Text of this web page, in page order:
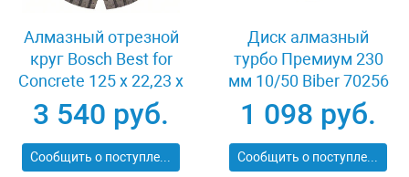
Алмазный отрезной
круг Bosch Best for
Concrete 125 x 22,23 x
2,2 x 12 mm
3 540 руб.
Сообщить о поступлении
Диск алмазный
турбо Премиум 230
мм 10/50 Biber 70256
1 098 руб.
Сообщить о поступлении